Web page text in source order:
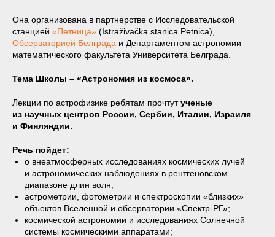
Она организована в партнерстве с Исследовательской
станцией «Петница» (Istraživačka stanica Petnica),
Обсерваторией Белграда и Департаментом астрономии
математического факультета Университета Белграда.
Тема Школы – «Астрономия из космоса».
Лекции по астрофизике ребятам прочтутученые
из научных центров России, Сербии, Италии, Израиля
и Финляндии.
Речь пойдет:
о внеатмосферных исследованиях космических лучей
и астрономических наблюдениях в рентгеновском
диапазоне длин волн;
астрометрии, фотометрии и спектроскопии «близких»
объектов Вселенной и обсерватории «Спектр-РГ»;
космической астрономии и исследованиях Солнечной
системы космическими аппаратами;